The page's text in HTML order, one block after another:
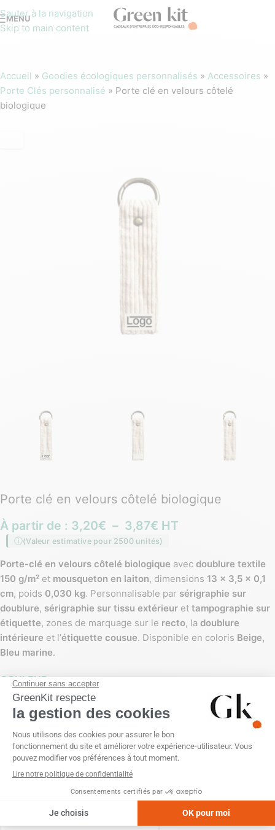
Sauter à la navigation
Skip to main content
MENU
Accueil » Goodies écologiques personnalisés » Accessoires »
Porte Clés personnalisé » Porte clé en velours côtelé
biologique
Porte clé en velours côtelé biologique
À partir de : 3,20€ – 3,87€ HT
(Valeur estimative pour 2500 unités)
Porte-clé en velours côtelé biologique avec doublure textile
150 g/m² et mousqueton en laiton, dimensions 13 x 3,5 x 0,1
cm, poids 0,030 kg. Personnalisable par sérigraphie sur
doublure, sérigraphie sur tissu extérieur et tampographie sur
étiquette, zones de marquage sur le recto, la doublure
intérieure et l’étiquette cousue. Disponible en coloris Beige,
Bleu marine.
COULEUR
DOUBLURE